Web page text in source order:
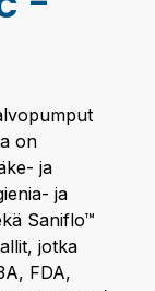
on
ja
ja
Saniflo™
jotka
FDA,